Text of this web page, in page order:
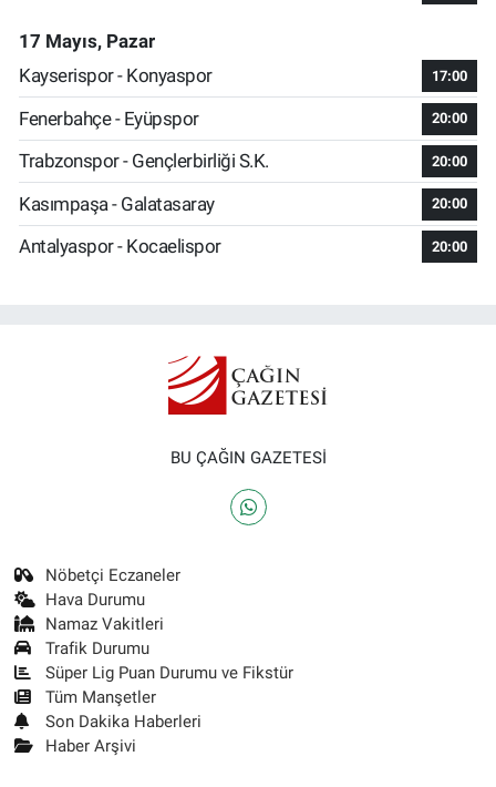
17 Mayıs, Pazar
Kayserispor - Konyaspor
17:00
Fenerbahçe - Eyüpspor 20:00
Trabzonspor - Gençlerbirliği S.K. 20:00
Kasımpaşa - Galatasaray 20:00
Antalyaspor - Kocaelispor 20:00
BU ÇAĞIN GAZETESİ
Nöbetçi Eczaneler
Hava Durumu
Namaz Vakitleri
Trafik Durumu
Süper Lig Puan Durumu ve Fikstür
Tüm Manşetler
Son Dakika Haberleri
Haber Arşivi